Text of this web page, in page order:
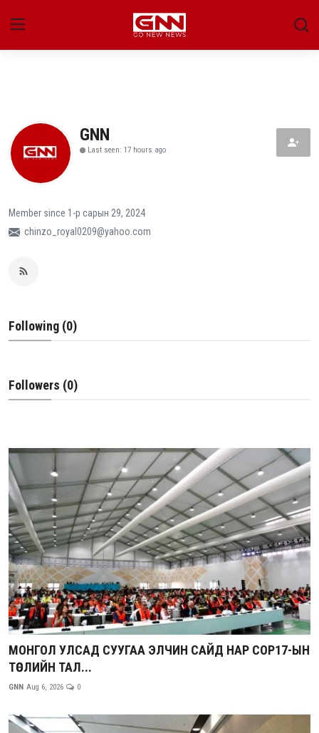
Нийгэм
Энтертайнмент
Эдийн засаг
Live
People
GNN
Last seen: 17 hours ago
Member since 1-р сарын 29, 2024
chinzo_royal0209@yahoo.com
Following (0)
Followers (0)
МОНГОЛ УЛСАД СУУГАА ЭЛЧИН САЙД НАР СОР17-ЫН
ТӨСЛИЙН ТАЛ...
GNN Aug 6, 2026 0